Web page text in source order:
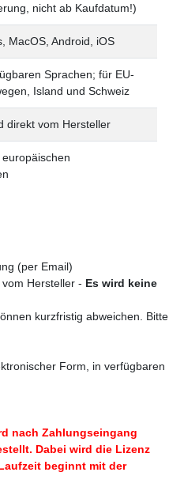
nicht ab Kaufdatum!)
MacOS, Android, iOS
Sprachen; für EU-
Island und Schweiz
direkt vom Hersteller
(per Email)
Hersteller - Es wird keine
kurzfristig abweichen. Bitte
Form, in verfügbaren
nach Zahlungseingang
Dabei wird die Lizenz
beginnt mit der